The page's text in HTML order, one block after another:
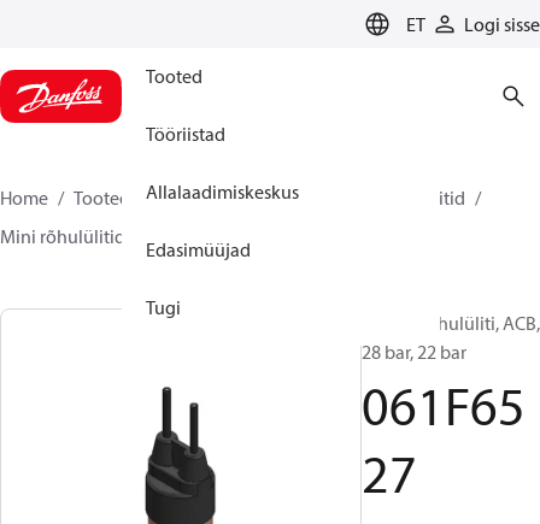
ET Logi sisse
Tooted
Tööriistad
Allalaadimiskeskus
Edasimüüjad
Tugi
Home Tooted Climate Solutions for cooling
Lülitid
Mini rõhulülitid
Kasseti rõhulüliti, ACB,
28 bar, 22 bar
061F65
27